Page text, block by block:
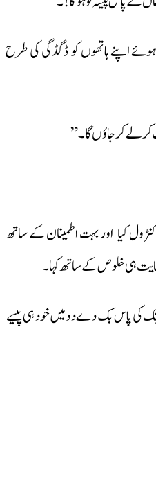
اپنے ہاتھوں کو ڈگڈگی کی طرح
کر لے کر جاؤں گا ۔”
کیا اور بہت اطمینان کے ساتھ
ہی خلوص کے ساتھ کہا ۔
کی پاس بک دے دو میں خود ہی پیسے